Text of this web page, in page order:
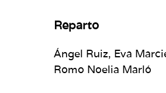
Reparto
Ángel Ruiz, Eva
Romo Noelia Marló